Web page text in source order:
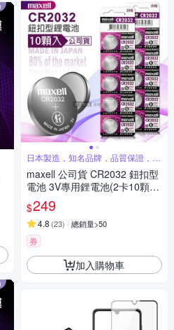
日本製造，知名品牌，品質保證，電
力更持久
maxell 公司貨 CR2032 鈕扣型
電池 3V專用鋰電池(2卡10顆
入)日本製
$249
4.8 (23) 總銷量>50
券
加入購物車